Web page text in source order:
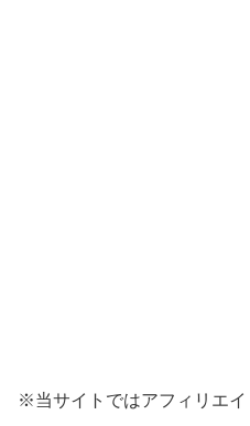
※当サイトではアフィリエ